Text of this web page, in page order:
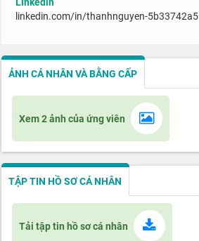
linkedin.com/in/thanhnguyen-5b33742a5
ẢNH CÁ NHÂN VÀ BẰNG CẤP
Xem 2 ảnh của ứng viên
TẬP TIN HỒ SƠ CÁ NHÂN
Tải tập tin hồ sơ cá nhân